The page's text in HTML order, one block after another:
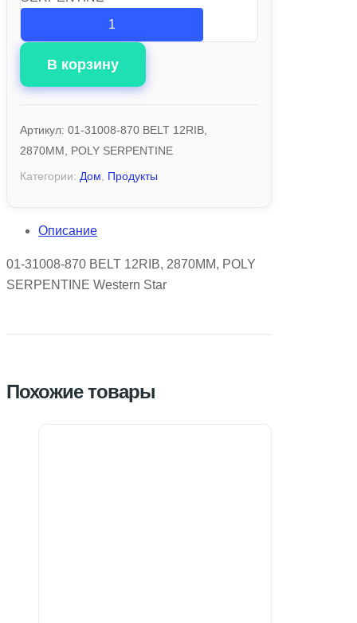
В корзину
Артикул: 01-31008-870 BELT 12RIB,
2870MM, POLY SERPENTINE
Категории: Дом Продукты
Описание
01-31008-870 BELT 12RIB, 2870MM, POLY
SERPENTINE Western Star
Похожие товары